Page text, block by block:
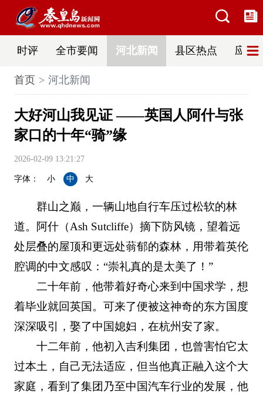
时评 全市要闻 河北新闻 县区热点 应急
首页 河北新闻
大好河山我见证 ——英国人阿什与张
家口的十年“骑”缘
2026-02-09 13:21:27
字体： 小 中 大
群山之巅，一辆山地自行车压过松软的林
道。阿什（Ash Sutcliffe）摘下防风镜，望着远
处层叠的屋顶和更远处蓊郁的森林，用带着英伦
腔调的中文感叹：“崇礼真的是太美了！”
二十年前，他带着好奇心来到中国求学，想
着毕业就回英国。可来了便被这神奇的东方国度
深深吸引，娶了中国媳妇，在杭州安了家。
十二年前，他初入吉利集团，也曾害怕它太
过本土，自己无法适应，但当他真正融入这个大
家庭，看到了集团乃至中国汽车行业的发展，他